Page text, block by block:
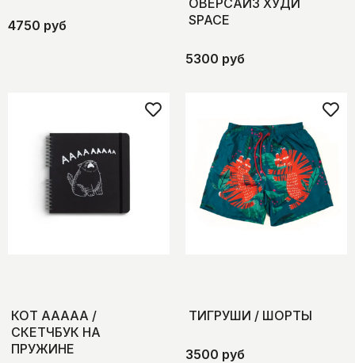
4750 руб
SPACE
5300 руб
КОТ ААААА /
СКЕТЧБУК НА
ПРУЖИНЕ
ТИГРУШИ / ШОРТЫ
3500 руб